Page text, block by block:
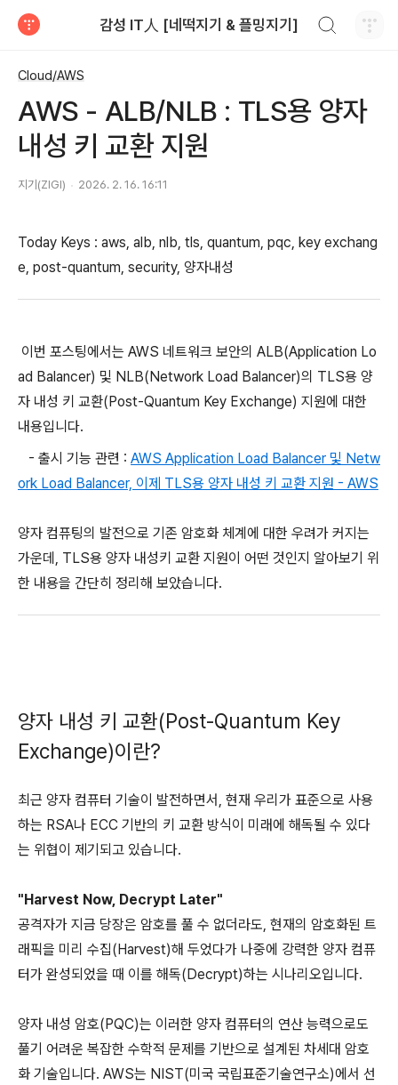
감성 IT人 [네떡지기 & 플밍지기]
Cloud/AWS
AWS - ALB/NLB : TLS용 양자
내성 키 교환 지원
지기(ZIGI) 2026. 2. 16. 16:11
Today Keys : aws, alb, nlb, tls, quantum, pqc, key exchang
e, post-quantum, security, 양자내성
이번 포스팅에서는 AWS 네트워크 보안의 ALB(Application Lo
ad Balancer) 및 NLB(Network Load Balancer)의 TLS용 양
자 내성 키 교환(Post-Quantum Key Exchange) 지원에 대한
내용입니다.
- 출시 기능 관련 : AWS Application Load Balancer 및 Netw
ork Load Balancer, 이제 TLS용 양자 내성 키 교환 지원 - AWS
양자 컴퓨팅의 발전으로 기존 암호화 체계에 대한 우려가 커지는
가운데, TLS용 양자 내성키 교환 지원이 어떤 것인지 알아보기 위
한 내용을 간단히 정리해 보았습니다.
양자 내성 키 교환(Post-Quantum Key
Exchange)이란?
최근 양자 컴퓨터 기술이 발전하면서, 현재 우리가 표준으로 사용
하는 RSA나 ECC 기반의 키 교환 방식이 미래에 해독될 수 있다
는 위협이 제기되고 있습니다.
"Harvest Now, Decrypt Later"
공격자가 지금 당장은 암호를 풀 수 없더라도, 현재의 암호화된 트
래픽을 미리 수집(Harvest)해 두었다가 나중에 강력한 양자 컴퓨
터가 완성되었을 때 이를 해독(Decrypt)하는 시나리오입니다.
양자 내성 암호(PQC)는 이러한 양자 컴퓨터의 연산 능력으로도
풀기 어려운 복잡한 수학적 문제를 기반으로 설계된 차세대 암호
화 기술입니다. AWS는 NIST(미국 국립표준기술연구소)에서 선